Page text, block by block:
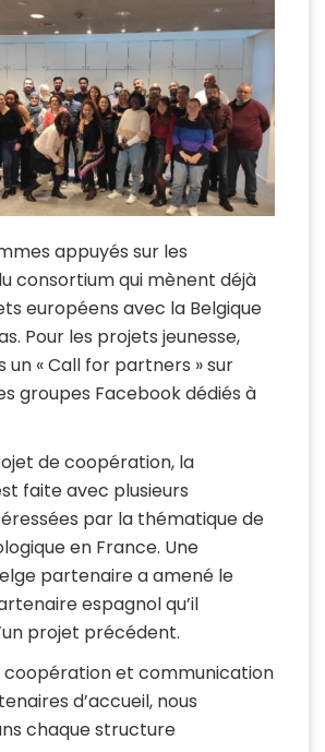
appuyés sur les
consortium qui mènent déjà
européens avec la Belgique
Pour les projets jeunesse,
un « Call for partners » sur
groupes Facebook dédiés à
de coopération, la
faite avec plusieurs
par la thématique de
en France. Une
partenaire a amené le
espagnol qu’il
projet précédent.
coopération et communication
d’accueil, nous
chaque structure